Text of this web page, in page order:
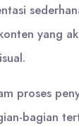
yang
proses
bagian